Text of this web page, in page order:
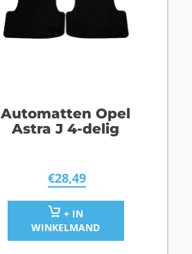
Automatten Opel
Astra J 4-delig
€28,49
+ IN
WINKELMAND